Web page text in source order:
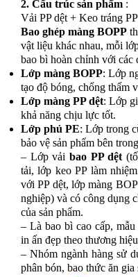
2. Cấu trúc sản phẩm :
Vải PP dệt + Keo tráng
Bao ghép màng BOPP
vật liệu khác nhau, mỗi
bao bì hoàn chỉnh với các
Lớp màng BOPP: Lớp
tạo độ bóng, chống thấm
Lớp màng PP dệt: Lớp
khả năng chịu lực tốt.
Lớp phủ PE: Lớp trong
bảo vệ sản phẩm bên
– Lớp vải bao PP dệt
tải, lớp keo PP làm
với PP dệt, lớp màng
nghiệp) và có công dụng
của sản phẩm.
– Là bao bì cao cấp,
in ấn đẹp theo thương
– Nhóm ngành hàng sử
phân bón, bao thức ăn